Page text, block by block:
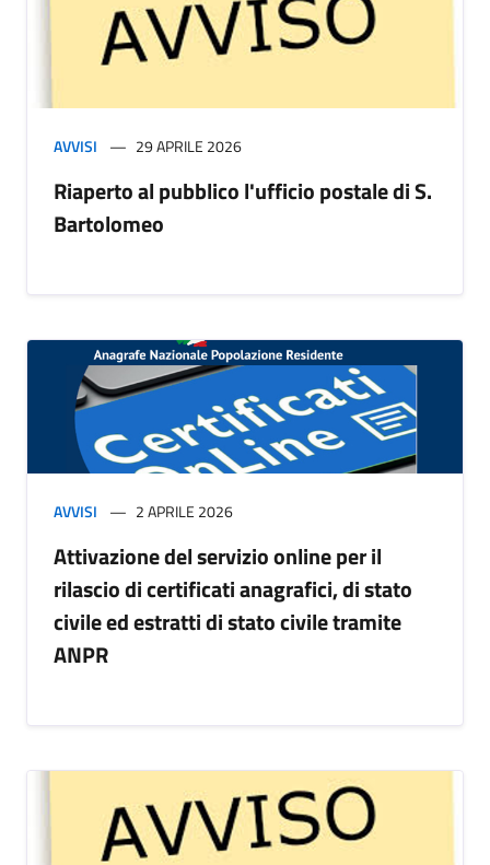
AVVISI 29 APRILE 2026
Riaperto al pubblico l'ufficio postale di S.
Bartolomeo
AVVISI 2 APRILE 2026
Attivazione del servizio online per il
rilascio di certificati anagrafici, di stato
civile ed estratti di stato civile tramite
ANPR